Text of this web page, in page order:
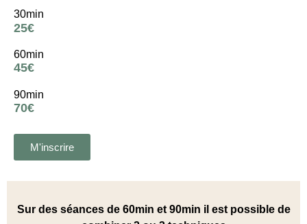
30min
25€
60min
45€
90min
70€
M'inscrire
Sur des séances de 60min et 90min il est possible de